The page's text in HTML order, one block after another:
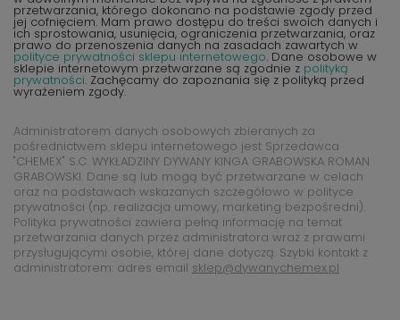
przetwarzania, którego dokonano na podstawie zgody przed
jej cofnięciem. Mam prawo dostępu do treści swoich danych i
ich sprostowania, usunięcia, ograniczenia przetwarzania, oraz
prawo do przenoszenia danych na zasadach zawartych w
polityce prywatności sklepu internetowego. Dane osobowe w
sklepie internetowym przetwarzane są zgodnie z polityką
prywatności. Zachęcamy do zapoznania się z polityką przed
wyrażeniem zgody.
Administratorem danych osobowych zbieranych za
pośrednictwem sklepu internetowego jest Sprzedawca
"CHEMEX" S.C. WYKŁADZINY DYWANY KINGA GRABOWSKA ROMAN
GRABOWSKI. Dane są lub mogą być przetwarzane w celach
oraz na podstawach wskazanych szczegółowo w polityce
prywatności (np. realizacja umowy, marketing bezpośredni).
Polityka prywatności zawiera pełną informację na temat
przetwarzania danych przez administratora wraz z prawami
przysługującymi osobie, której dane dotyczą. Szybki kontakt z
administratorem: adres email sklep@dywanychemex.pl